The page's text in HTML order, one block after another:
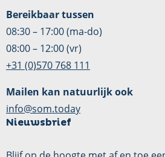
Bereikbaar tussen
08:30 – 17:00 (ma-do)
08:00 – 12:00 (vr)
+31 (0)570 768 111
Mailen kan natuurlijk ook
info@som.today
Nieuwsbrief